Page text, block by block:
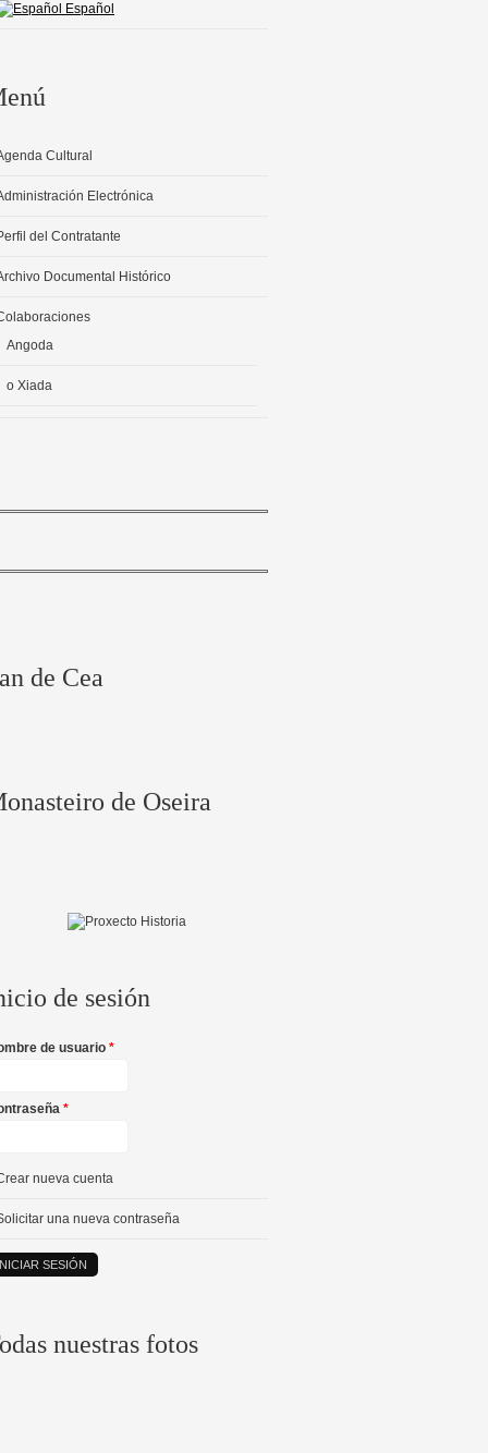
Español
Cultural
Electrónica
del Contratante
Documental Histórico
Angoda
o Xiada
de Cea
de Oseira
de sesión
de usuario *
*
nueva cuenta
una nueva contraseña
nuestras fotos